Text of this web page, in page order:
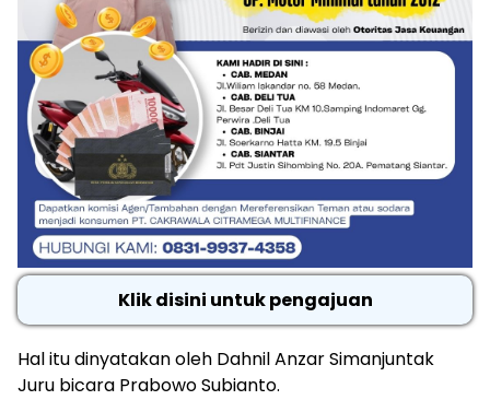
Klik disini untuk pengajuan
Hal itu dinyatakan oleh Dahnil Anzar Simanjuntak
Juru bicara Prabowo Subianto.